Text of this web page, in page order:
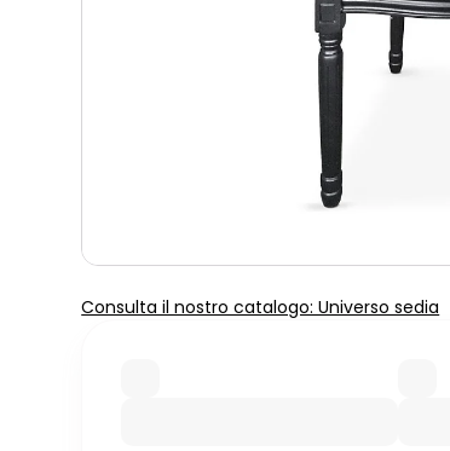
Consulta il nostro catalogo: Universo sedia